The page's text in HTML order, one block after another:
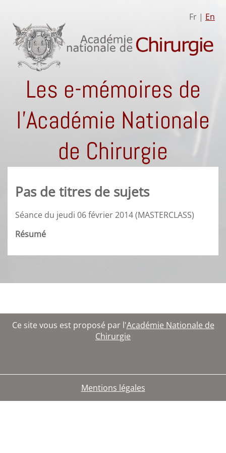
Fr | En
Les e-mémoires de
l'Académie Nationale
de Chirurgie
Pas de titres de sujets
Séance du jeudi 06 février 2014 (MASTERCLASS)
Résumé
Ce site vous est proposé par l'Académie Nationale de
Chirurgie
Mentions légales